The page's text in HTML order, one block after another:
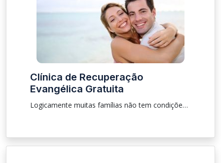
Clínica de Recuperação
Evangélica Gratuita
Logicamente muitas famílias não tem condições de arcar com uma cínica de recuperação, por isso decedimos te mostrar algumas opções de tratamento em lugares que oferecem ajuda a dependentes químicos e alcoólatras de forma gratuita, podendo ser em unidades evagélica, católica ou sem denominação religiosa.